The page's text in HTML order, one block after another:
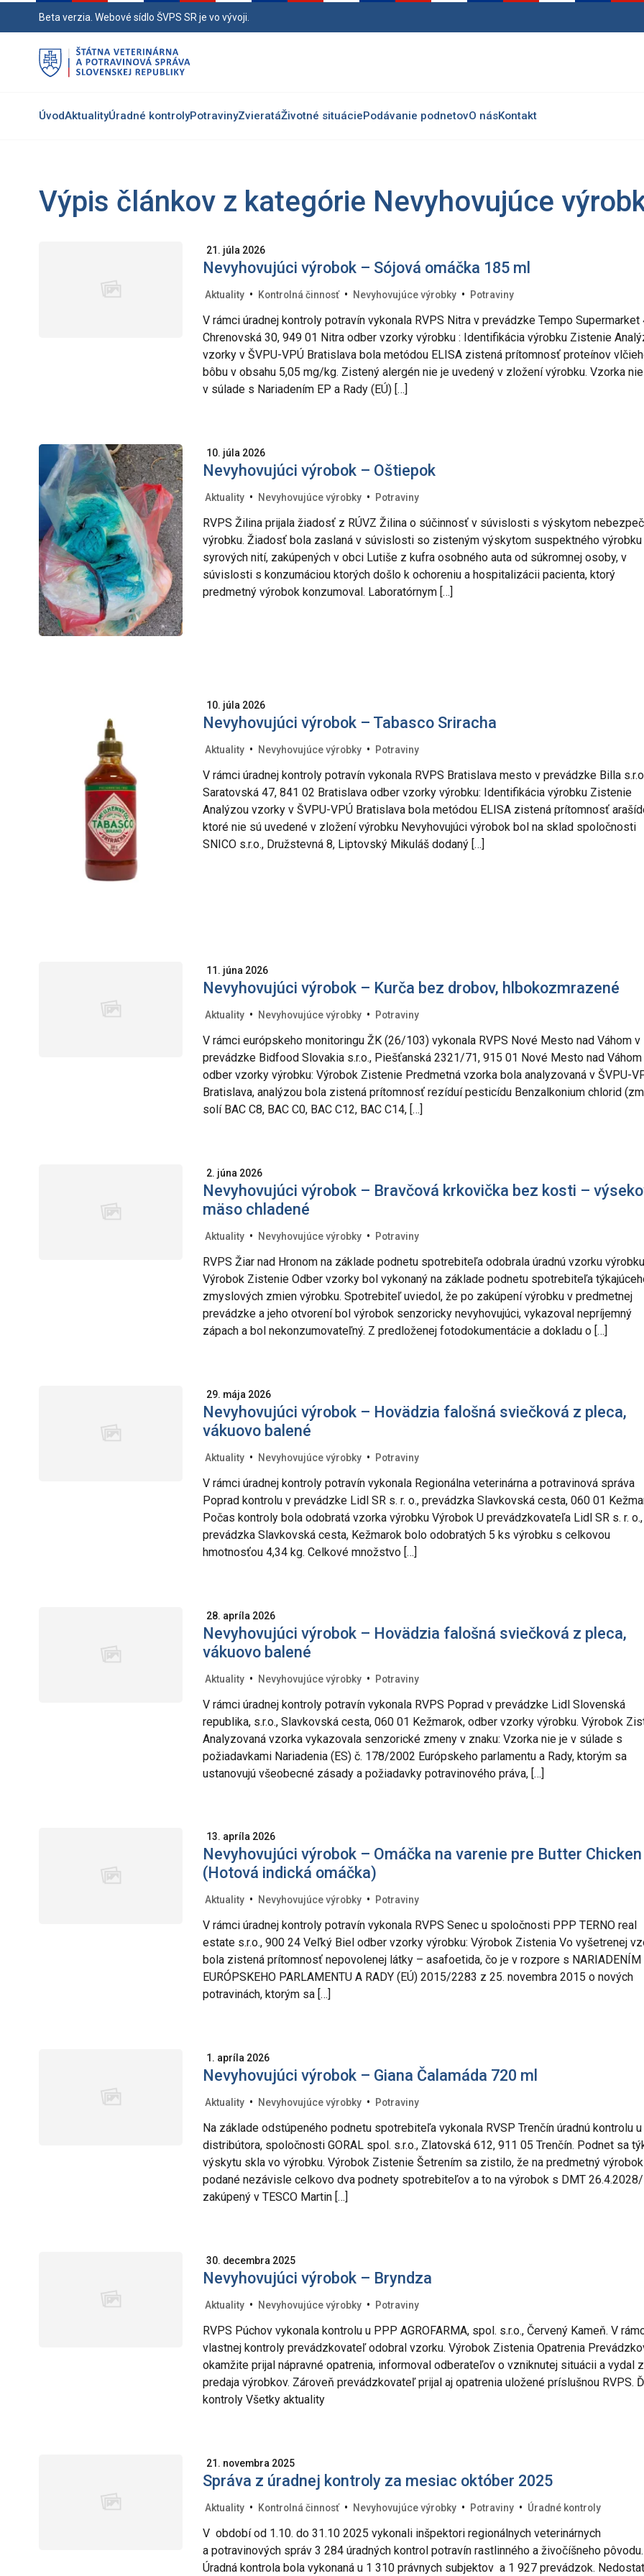
Beta verzia. Webové sídlo ŠVPS SR je vo vývoji.
ÚvodAktualityÚradné kontrolyPotravinyZvieratáŽivotné situáciePodávanie podnetovO násKontakt
Výpis článkov z kategórie Nevyhovujúce
21. júla 2026
Nevyhovujúci výrobok – Sójová omáčka 185 ml
Aktuality • Kontrolná činnosť • Nevyhovujúce výrobky • Potraviny
V rámci úradnej kontroly potravín vykonala RVPS Nitra v prevádzke Tempo Supermarket
Chrenovská 30, 949 01 Nitra odber vzorky výrobku : Identifikácia výrobku Zistenie
vzorky v ŠVPU-VPÚ Bratislava bola metódou ELISA zistená prítomnosť proteínov
bôbu v obsahu 5,05 mg/kg. Zistený alergén nie je uvedený v zložení výrobku. Vzorka
v súlade s Nariadením EP a Rady (EÚ) […]
10. júla 2026
Nevyhovujúci výrobok – Oštiepok
Aktuality • Nevyhovujúce výrobky • Potraviny
RVPS Žilina prijala žiadosť z RÚVZ Žilina o súčinnosť v súvislosti s výskytom
výrobku. Žiadosť bola zaslaná v súvislosti so zisteným výskytom suspektného
syrových nití, zakúpených v obci Lutiše z kufra osobného auta od súkromnej osoby, v
súvislosti s konzumáciou ktorých došlo k ochoreniu a hospitalizácii pacienta, ktorý
predmetný výrobok konzumoval. Laboratórnym […]
10. júla 2026
Nevyhovujúci výrobok – Tabasco Sriracha
Aktuality • Nevyhovujúce výrobky • Potraviny
V rámci úradnej kontroly potravín vykonala RVPS Bratislava mesto v prevádzke Billa
Saratovská 47, 841 02 Bratislava odber vzorky výrobku: Identifikácia výrobku Zistenie
Analýzou vzorky v ŠVPU-VPÚ Bratislava bola metódou ELISA zistená prítomnosť
ktoré nie sú uvedené v zložení výrobku Nevyhovujúci výrobok bol na sklad spoločnosti
SNICO s.r.o., Družstevná 8, Liptovský Mikuláš dodaný […]
11. júna 2026
Nevyhovujúci výrobok – Kurča bez drobov, hlbokozmrazené
Aktuality • Nevyhovujúce výrobky • Potraviny
V rámci európskeho monitoringu ŽK (26/103) vykonala RVPS Nové Mesto nad Váhom v
prevádzke Bidfood Slovakia s.r.o., Piešťanská 2321/71, 915 01 Nové Mesto nad Váhom
odber vzorky výrobku: Výrobok Zistenie Predmetná vzorka bola analyzovaná v ŠVPU-
Bratislava, analýzou bola zistená prítomnosť rezíduí pesticídu Benzalkonium chlorid
solí BAC C8, BAC C0, BAC C12, BAC C14, […]
2. júna 2026
Nevyhovujúci výrobok – Bravčová krkovička bez kosti –
mäso chladené
Aktuality • Nevyhovujúce výrobky • Potraviny
RVPS Žiar nad Hronom na základe podnetu spotrebiteľa odobrala úradnú vzorku
Výrobok Zistenie Odber vzorky bol vykonaný na základe podnetu spotrebiteľa
zmyslových zmien výrobku. Spotrebiteľ uviedol, že po zakúpení výrobku v predmetnej
prevádzke a jeho otvorení bol výrobok senzoricky nevyhovujúci, vykazoval nepríjemný
zápach a bol nekonzumovateľný. Z predloženej fotodokumentácie a dokladu o […]
29. mája 2026
Nevyhovujúci výrobok – Hovädzia falošná sviečková z pleca,
vákuovo balené
Aktuality • Nevyhovujúce výrobky • Potraviny
V rámci úradnej kontroly potravín vykonala Regionálna veterinárna a potravinová správa
Poprad kontrolu v prevádzke Lidl SR s. r. o., prevádzka Slavkovská cesta, 060 01
Počas kontroly bola odobratá vzorka výrobku Výrobok U prevádzkovateľa Lidl SR s. r. o.,
prevádzka Slavkovská cesta, Kežmarok bolo odobratých 5 ks výrobku s celkovou
hmotnosťou 4,34 kg. Celkové množstvo […]
28. apríla 2026
Nevyhovujúci výrobok – Hovädzia falošná sviečková z pleca,
vákuovo balené
Aktuality • Nevyhovujúce výrobky • Potraviny
V rámci úradnej kontroly potravín vykonala RVPS Poprad v prevádzke Lidl Slovenská
republika, s.r.o., Slavkovská cesta, 060 01 Kežmarok, odber vzorky výrobku. Výrobok
Analyzovaná vzorka vykazovala senzorické zmeny v znaku: Vzorka nie je v súlade s
požiadavkami Nariadenia (ES) č. 178/2002 Európskeho parlamentu a Rady, ktorým sa
ustanovujú všeobecné zásady a požiadavky potravinového práva, […]
13. apríla 2026
Nevyhovujúci výrobok – Omáčka na varenie pre Butter Chicken
(Hotová indická omáčka)
Aktuality • Nevyhovujúce výrobky • Potraviny
V rámci úradnej kontroly potravín vykonala RVPS Senec u spoločnosti PPP TERNO real
estate s.r.o., 900 24 Veľký Biel odber vzorky výrobku: Výrobok Zistenia Vo vyšetrenej
bola zistená prítomnosť nepovolenej látky – asafoetida, čo je v rozpore s NARIADENÍM
EURÓPSKEHO PARLAMENTU A RADY (EÚ) 2015/2283 z 25. novembra 2015 o nových
potravinách, ktorým sa […]
1. apríla 2026
Nevyhovujúci výrobok – Giana Čalamáda 720 ml
Aktuality • Nevyhovujúce výrobky • Potraviny
Na základe odstúpeného podnetu spotrebiteľa vykonala RVSP Trenčín úradnú kontrolu u
distribútora, spoločnosti GORAL spol. s.r.o., Zlatovská 612, 911 05 Trenčín. Podnet sa
výskytu skla vo výrobku. Výrobok Zistenie Šetrením sa zistilo, že na predmetný
podané nezávisle celkovo dva podnety spotrebiteľov a to na výrobok s DMT
zakúpený v TESCO Martin […]
30. decembra 2025
Nevyhovujúci výrobok – Bryndza
Aktuality • Nevyhovujúce výrobky • Potraviny
RVPS Púchov vykonala kontrolu u PPP AGROFARMA, spol. s.r.o., Červený Kameň. V
vlastnej kontroly prevádzkovateľ odobral vzorku. Výrobok Zistenia Opatrenia
okamžite prijal nápravné opatrenia, informoval odberateľov o vzniknutej situácii a vydal
predaja výrobkov. Zároveň prevádzkovateľ prijal aj opatrenia uložené príslušnou RVPS.
kontroly Všetky aktuality
21. novembra 2025
Správa z úradnej kontroly za mesiac október 2025
Aktuality • Kontrolná činnosť • Nevyhovujúce výrobky • Potraviny • Úradné kontroly
V období od 1.10. do 31.10 2025 vykonali inšpektori regionálnych veterinárnych
a potravinových správ 3 284 úradných kontrol potravín rastlinného a živočíšneho pôvodu.
Úradná kontrola bola vykonaná u 1 310 právnych subjektov a 1 927 prevádzok.